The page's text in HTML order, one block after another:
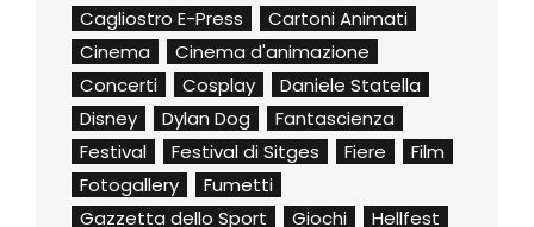
Cagliostro E-Press
Cartoni Animati
Cinema
Cinema d'animazione
Concerti
Cosplay
Daniele Statella
Disney
Dylan Dog
Fantascienza
Festival
Festival di Sitges Fiere
Film
Fotogallery
Fumetti
Gazzetta dello Sport
Giochi
Hellfest